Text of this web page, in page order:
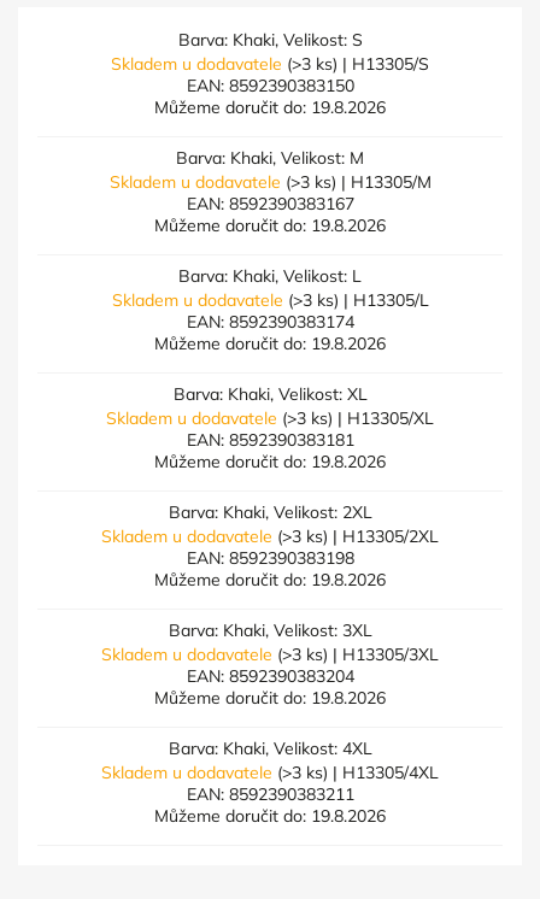
Barva: Khaki, Velikost: S
Skladem u dodavatele (>3 ks) | H13305/S
EAN: 8592390383150
Můžeme doručit do: 19.8.2026
Barva: Khaki, Velikost: M
Skladem u dodavatele (>3 ks) | H13305/M
EAN: 8592390383167
Můžeme doručit do: 19.8.2026
Barva: Khaki, Velikost: L
Skladem u dodavatele (>3 ks) | H13305/L
EAN: 8592390383174
Můžeme doručit do: 19.8.2026
Barva: Khaki, Velikost: XL
Skladem u dodavatele (>3 ks) | H13305/XL
EAN: 8592390383181
Můžeme doručit do: 19.8.2026
Barva: Khaki, Velikost: 2XL
Skladem u dodavatele (>3 ks) | H13305/2XL
EAN: 8592390383198
Můžeme doručit do: 19.8.2026
Barva: Khaki, Velikost: 3XL
Skladem u dodavatele (>3 ks) | H13305/3XL
EAN: 8592390383204
Můžeme doručit do: 19.8.2026
Barva: Khaki, Velikost: 4XL
Skladem u dodavatele (>3 ks) | H13305/4XL
EAN: 8592390383211
Můžeme doručit do: 19.8.2026